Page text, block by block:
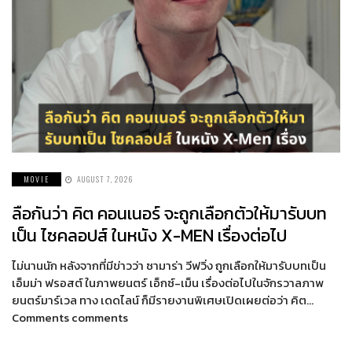
MOVIE AUGUST 7, 2026
ลือกันว่า คิต คอนเนอร์ จะถูกเลือกตัวให้มารับบท
เป็น ไซคลอปส์ ในหนัง X-MEN เรื่องต่อไป
ไม่นานนัก หลังจากที่มีข่าวว่า ซามาร่า วีฟวิ่ง ถูกเลือกให้มารับบทเป็น
เอ็มม่า ฟรอสต์ ในภาพยนตร์ เอ็กซ์-เม็น เรื่องต่อไปในจักรวาลภาพ
ยนตร์มาร์เวล ทาง เดดไลน์ ก็มีรายงานพิเศษเปิดเผยต่อว่า คิต…
Comments comments